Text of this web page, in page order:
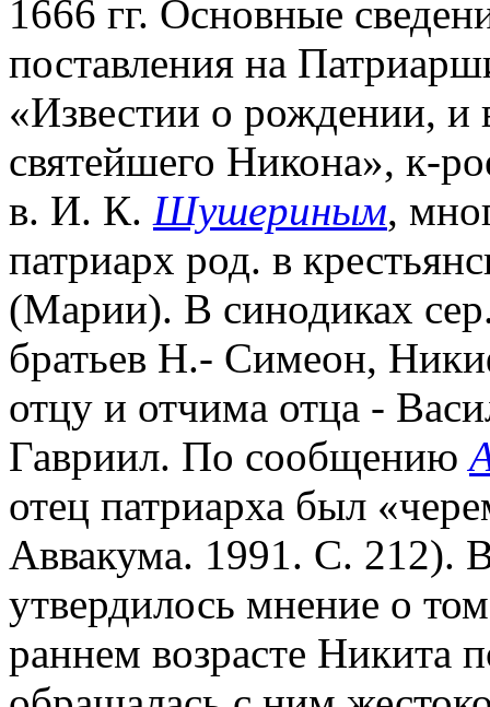
1666 гг. Основные
поставления на
«Известии о рождении,
святейшего Никона», к-
в. И. К. Шушериным,
патриарх род. в
(Марии). В синодиках
братьев Н.- Симеон,
отцу и отчима отца -
Гавриил. По сообщению
отец патриарха был
Аввакума. 1991. С. 212).
утвердилось мнение о
раннем возрасте Никита